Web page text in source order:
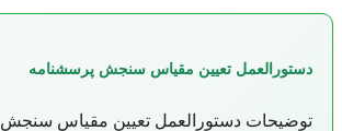
دستورالعمل تعیین مقیاس سنجش پرسشنامه
توضیحات دستورالعمل تعیین مقیاس سنجش